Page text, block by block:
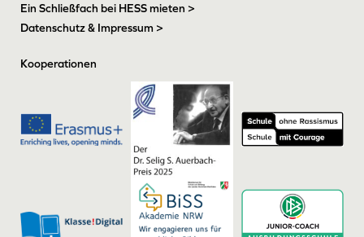
Ein Schließfach bei HESS mieten >
Datenschutz & Impressum >
Kooperationen